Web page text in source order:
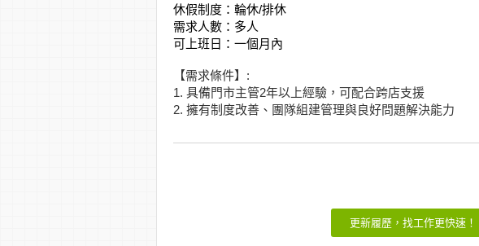
休假制度：輪休/排休
需求人數：多人
可上班日：一個月內
【需求條件】:
1. 具備門市主管2年以上經驗，可配合跨店支援
2. 擁有制度改善、團隊組建管理與良好問題解決能力
更新履歷，找工作更快速！